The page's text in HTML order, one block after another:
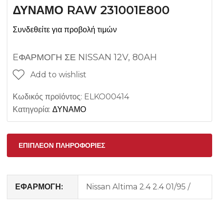
ΔΥΝΑΜΟ RAW 231001E800
Συνδεθείτε για προβολή τιμών
EΦΑΡΜΟΓΗ ΣΕ NISSAN 12V, 80AH
Add to wishlist
Κωδικός προϊόντος: ELKO00414
Κατηγορία: ΔΥΝΑΜΟ
ΕΠΙΠΛΈΟΝ ΠΛΗΡΟΦΟΡΊΕΣ
ΕΦΑΡΜΟΓΗ: Nissan Altima 2.4 2.4 01/95 /